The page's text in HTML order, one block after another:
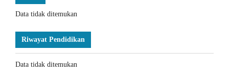
Data tidak ditemukan
Riwayat Pendidikan
Data tidak ditemukan